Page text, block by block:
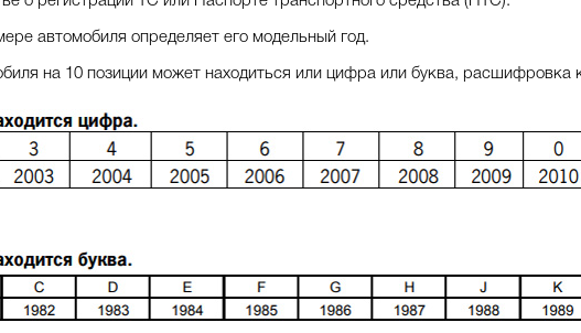
автомобиля определяет его модельный год.
на 10 позиции может находиться или цифра или буква, расшифровка